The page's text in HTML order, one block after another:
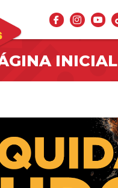
INICIAL